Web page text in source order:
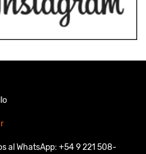
al WhatsApp: +54 9 221 508-